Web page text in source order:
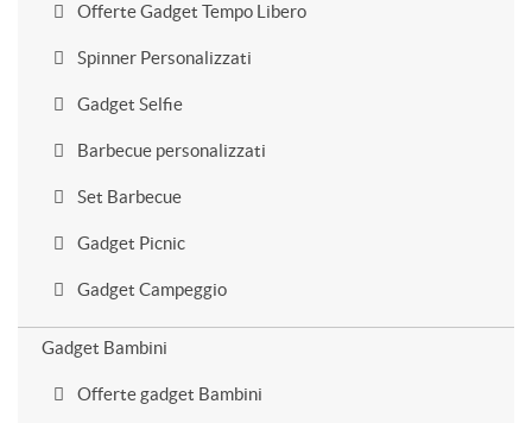
Offerte Gadget Tempo Libero
Spinner Personalizzati
Gadget Selfie
Barbecue personalizzati
Set Barbecue
Gadget Picnic
Gadget Campeggio
Gadget Bambini
Offerte gadget Bambini